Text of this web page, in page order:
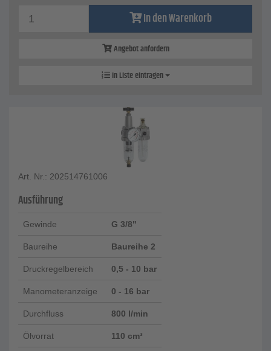
In den Warenkorb
Angebot anfordern
In Liste eintragen
Art. Nr.: 202514761006
Ausführung
Gewinde G 3/8"
Baureihe Baureihe 2
Druckregelbereich 0,5 - 10 bar
Manometeranzeige 0 - 16 bar
Durchfluss 800 l/min
Ölvorrat 110 cm³